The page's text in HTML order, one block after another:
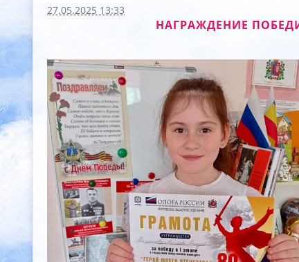
27.05.2025 13:33
НАГРАЖДЕНИЕ